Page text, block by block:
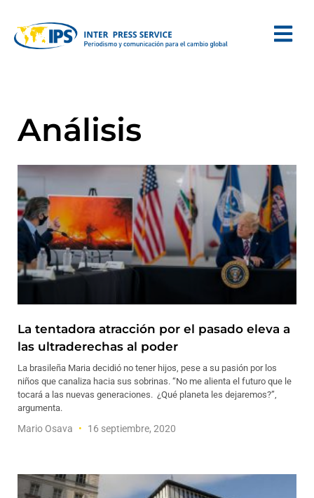
Análisis
La tentadora atracción por el pasado eleva a
las ultraderechas al poder
La brasileña Maria decidió no tener hijos, pese a su pasión por los
niños que canaliza hacia sus sobrinas. “No me alienta el futuro que le
tocará a las nuevas generaciones. ¿Qué planeta les dejaremos?”,
argumenta.
Mario Osava 16 septiembre, 2020